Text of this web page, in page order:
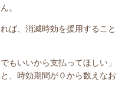
。
ば、消滅時効を援用すること
もいいから支払ってほしい」
、時効期間が０から数えなお